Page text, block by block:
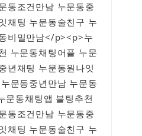
동조건만남 누문동중
채팅 누문동술친구 누
비밀만남</p><p>누
누문동채팅어플 누문
년채팅 누문동원나잇
문동중년만남 누문동
문동채팅앱 불팅추천
동조건만남 누문동중
채팅 누문동술친구 누